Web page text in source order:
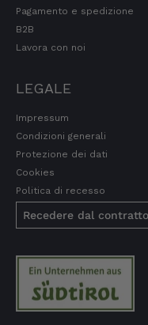
Pagamento e spedizione
B2B
Lavora con noi
LEGALE
Impressum
Condizioni generali
Protezione dei dati
Cookies
Politica di recesso
Recedere dal contratto
Stefan
Prodotti
Sempre
Cliente
È tutto